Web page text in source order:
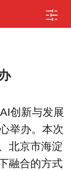
创新与发展
举办。本次
北京市海淀
融合的方式